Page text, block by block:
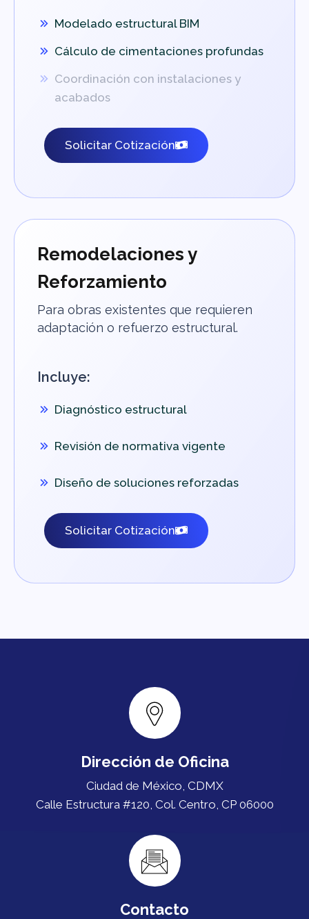
Modelado estructural BIM
Cálculo de cimentaciones profundas
Coordinación con instalaciones y
acabados
Solicitar Cotización
Remodelaciones y
Reforzamiento
Para obras existentes que requieren
adaptación o refuerzo estructural.
Incluye:
Diagnóstico estructural
Revisión de normativa vigente
Diseño de soluciones reforzadas
Solicitar Cotización
Dirección de Oficina
Ciudad de México, CDMX
Calle Estructura #120, Col. Centro, CP 06000
Contacto